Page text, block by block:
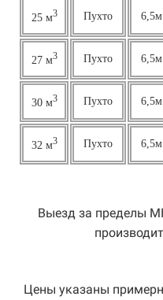
25 м3 Пухто 6,5м
27 м3 Пухто 6,5м
30 м3 Пухто 6,5м
32 м3 Пухто 6,5м
Выезд за пределы
Цены указаны